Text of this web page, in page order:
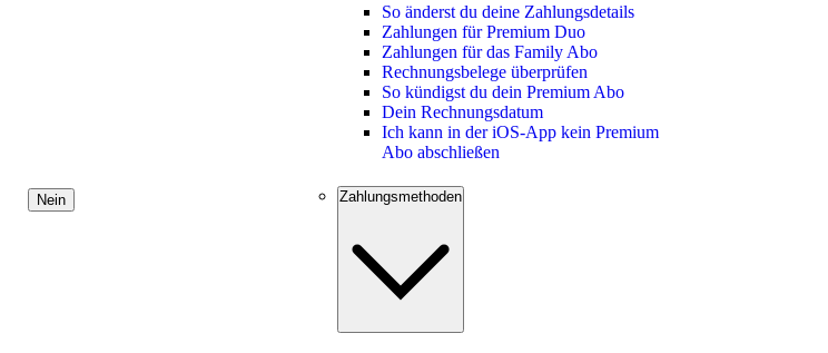
Nein
So änderst du deine Zahlungsdetails
Zahlungen für Premium Duo
Zahlungen für das Family Abo
Rechnungsbelege überprüfen
So kündigst du dein Premium Abo
Dein Rechnungsdatum
Ich kann in der iOS-App kein Premium
Abo abschließen
Zahlungsmethoden